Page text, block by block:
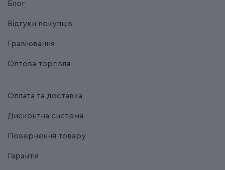
Блог
Відгуки покупців
Гравіювання
Оптова торгівля
Оплата та доставка
Дисконтна система
Повернення товару
Гарантія